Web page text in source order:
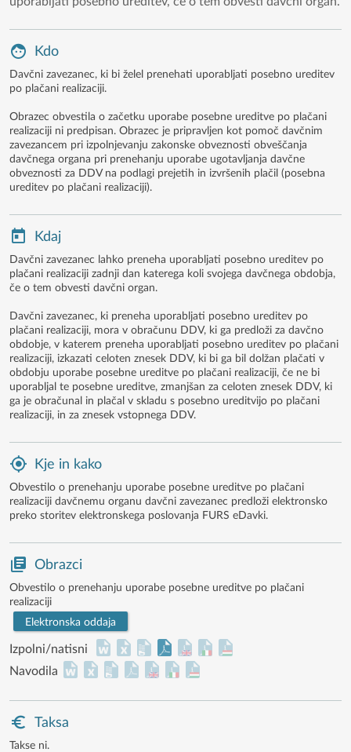
Kdo
Davčni zavezanec, ki bi želel prenehati uporabljati posebno ureditev
po plačani realizaciji.
Obrazec obvestila o začetku uporabe posebne ureditve po plačani
realizaciji ni predpisan. Obrazec je pripravljen kot pomoč davčnim
zavezancem pri izpolnjevanju zakonske obveznosti obveščanja
davčnega organa pri prenehanju uporabe ugotavljanja davčne
obveznosti za DDV na podlagi prejetih in izvršenih plačil (posebna
ureditev po plačani realizaciji).
Kdaj
Davčni zavezanec lahko preneha uporabljati posebno ureditev po
plačani realizaciji zadnji dan katerega koli svojega davčnega obdobja,
če o tem obvesti davčni organ.
Davčni zavezanec, ki preneha uporabljati posebno ureditev po
plačani realizaciji, mora v obračunu DDV, ki ga predloži za davčno
obdobje, v katerem preneha uporabljati posebno ureditev po plačani
realizaciji, izkazati celoten znesek DDV, ki bi ga bil dolžan plačati v
obdobju uporabe posebne ureditve po plačani realizaciji, če ne bi
uporabljal te posebne ureditve, zmanjšan za celoten znesek DDV, ki
ga je obračunal in plačal v skladu s posebno ureditvijo po plačani
realizaciji, in za znesek vstopnega DDV.
Kje in kako
Obvestilo o prenehanju uporabe posebne ureditve po plačani
realizaciji davčnemu organu davčni zavezanec predloži elektronsko
preko storitev elektronskega poslovanja FURS eDavki.
Obrazci
Obvestilo o prenehanju uporabe posebne ureditve po plačani
realizaciji
Elektronska oddaja
Izpolni/natisni
Navodila
Taksa
Takse ni.